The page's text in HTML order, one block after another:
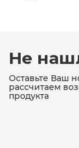
Не
Оставьте Ваш
рассчитаем
продукта